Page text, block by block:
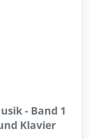
- Band 1
Klavier